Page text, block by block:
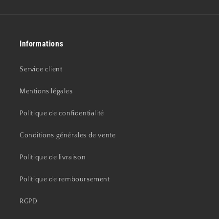
Informations
Service client
Mentions légales
Politique de confidentialité
Conditions générales de vente
Politique de livraison
Politique de remboursement
RGPD